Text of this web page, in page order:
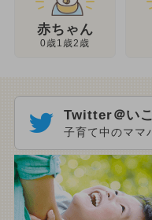
赤ちゃん
0歳1歳2歳
Twitter＠い
子育て中のママ